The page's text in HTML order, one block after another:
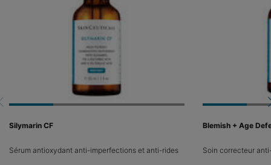
Silymarin CF
Sérum antioxydant anti-imperfections et anti-rides
Blemish + Age
Soin correcteur